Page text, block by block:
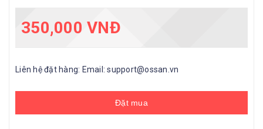
350,000 VNĐ
Liên hệ đặt hàng: Email: support@ossan.vn
Đặt mua